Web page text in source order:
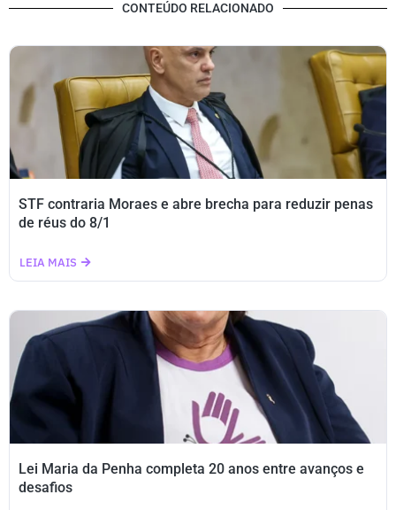
CONTEÚDO RELACIONADO
STF contraria Moraes e abre brecha para reduzir penas
de réus do 8/1
LEIA MAIS
Lei Maria da Penha completa 20 anos entre avanços e
desafios